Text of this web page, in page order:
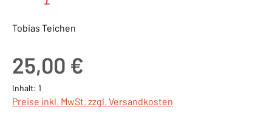
Tobias Teichen
25,00 €
Inhalt: 1
Preise inkl. MwSt. zzgl. Versandkosten